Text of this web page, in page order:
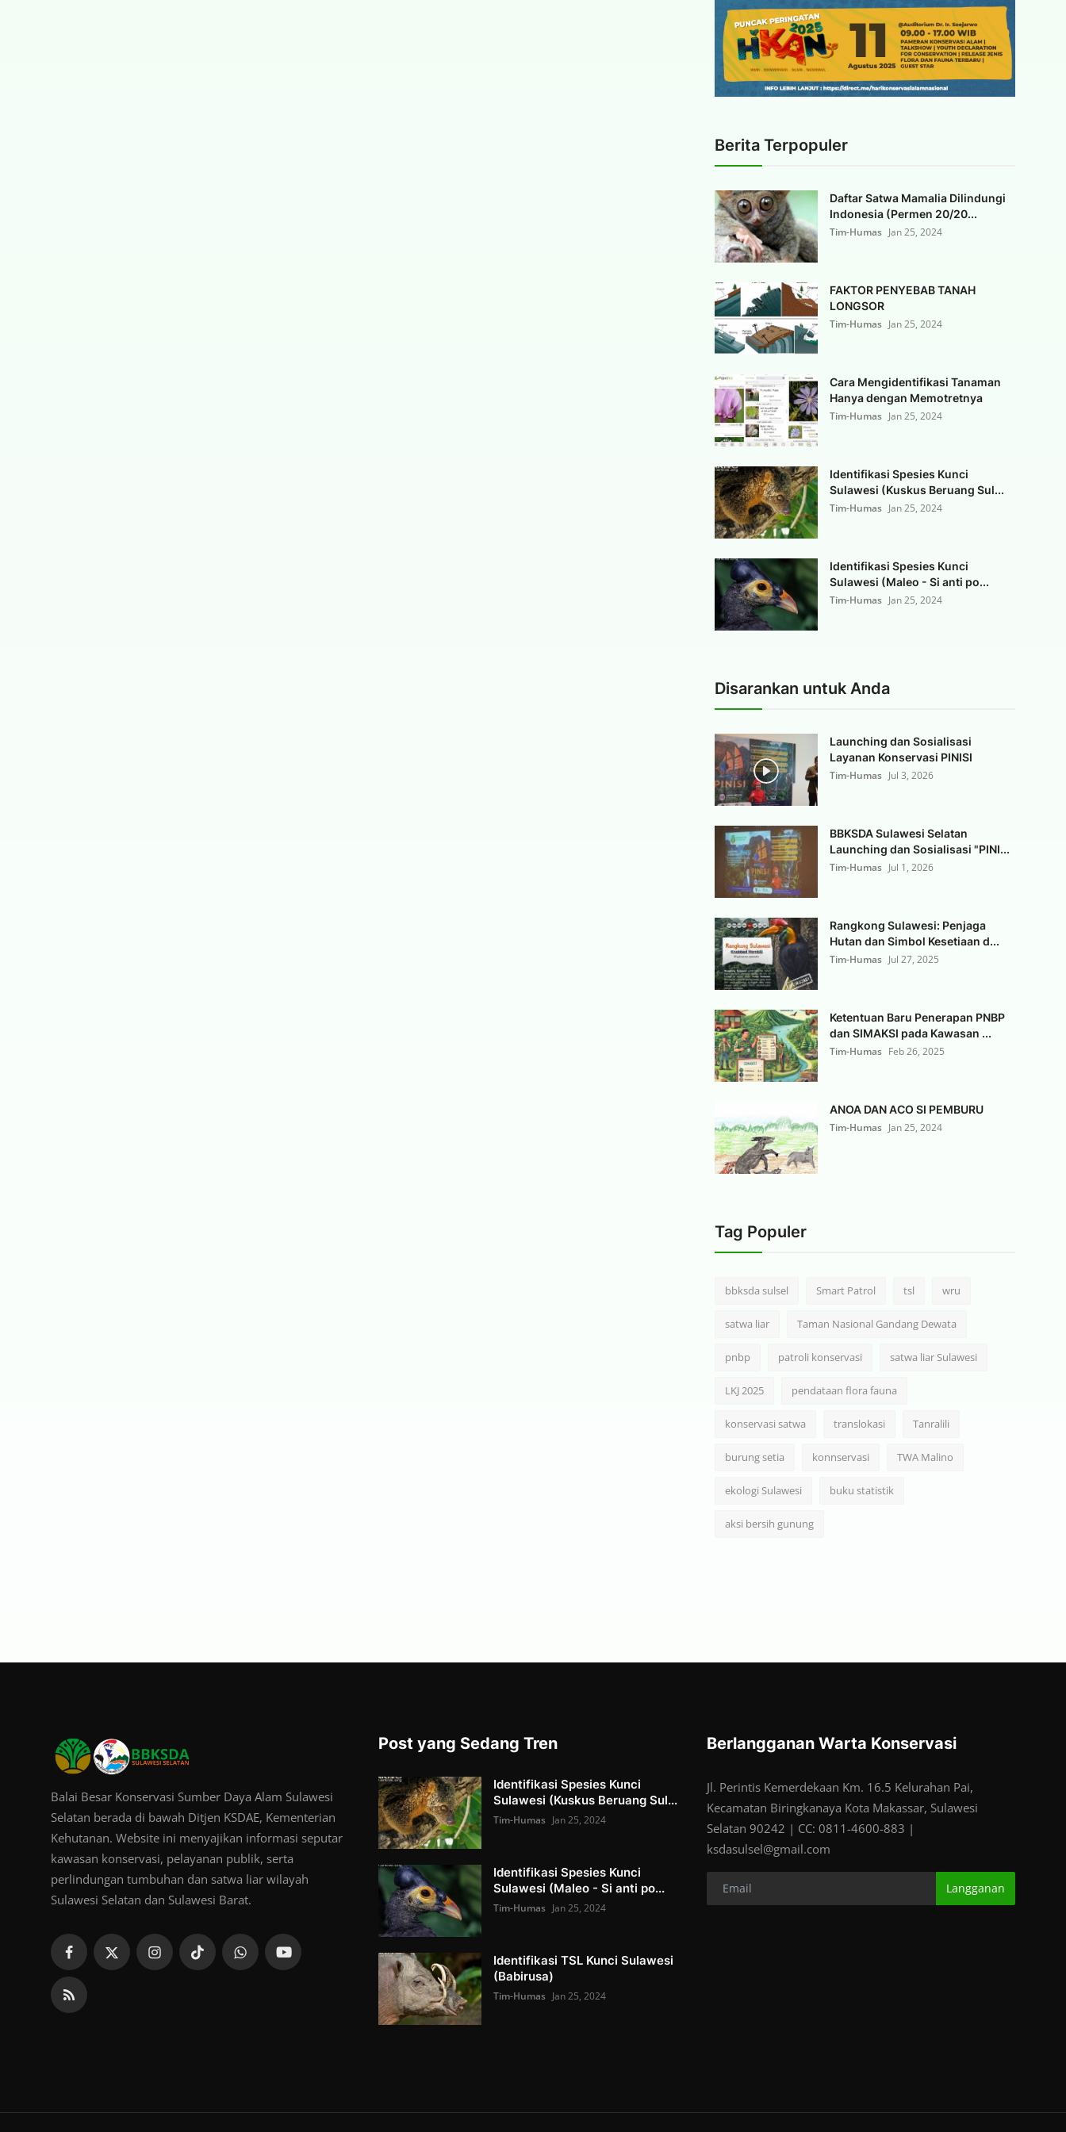
Berita Terpopuler
Daftar Satwa Mamalia Dilindungi
Indonesia (Permen 20/20...
Tim-Humas Jan 25, 2024
FAKTOR PENYEBAB TANAH
LONGSOR
Tim-Humas Jan 25, 2024
Cara Mengidentifikasi Tanaman
Hanya dengan Memotretnya
Tim-Humas Jan 25, 2024
Identifikasi Spesies Kunci
Sulawesi (Kuskus Beruang Sul...
Tim-Humas Jan 25, 2024
Identifikasi Spesies Kunci
Sulawesi (Maleo - Si anti po...
Tim-Humas Jan 25, 2024
Disarankan untuk Anda
Launching dan Sosialisasi
Layanan Konservasi PINISI
Tim-Humas Jul 3, 2026
BBKSDA Sulawesi Selatan
Launching dan Sosialisasi "PINI...
Tim-Humas Jul 1, 2026
Rangkong Sulawesi: Penjaga
Hutan dan Simbol Kesetiaan d...
Tim-Humas Jul 27, 2025
Ketentuan Baru Penerapan PNBP
dan SIMAKSI pada Kawasan ...
Tim-Humas Feb 26, 2025
ANOA DAN ACO SI PEMBURU
Tim-Humas Jan 25, 2024
Tag Populer
bbksda sulsel Smart Patrol tsl wru
satwa liar Taman Nasional Gandang Dewata
pnbp patroli konservasi satwa liar Sulawesi
LKJ 2025 pendataan flora fauna
konservasi satwa translokasi Tanralili
burung setia konnservasi TWA Malino
ekologi Sulawesi buku statistik
aksi bersih gunung
Balai Besar Konservasi Sumber Daya Alam Sulawesi
Selatan berada di bawah Ditjen KSDAE, Kementerian
Kehutanan. Website ini menyajikan informasi seputar
kawasan konservasi, pelayanan publik, serta
perlindungan tumbuhan dan satwa liar wilayah
Sulawesi Selatan dan Sulawesi Barat.
Post yang Sedang Tren
Identifikasi Spesies Kunci
Sulawesi (Kuskus Beruang Sul...
Tim-Humas Jan 25, 2024
Identifikasi Spesies Kunci
Sulawesi (Maleo - Si anti po...
Tim-Humas Jan 25, 2024
Identifikasi TSL Kunci Sulawesi
(Babirusa)
Tim-Humas Jan 25, 2024
Berlangganan Warta Konservasi
Jl. Perintis Kemerdekaan Km. 16.5 Kelurahan Pai,
Kecamatan Biringkanaya Kota Makassar, Sulawesi
Selatan 90242 | CC: 0811-4600-883 |
ksdasulsel@gmail.com
Langganan